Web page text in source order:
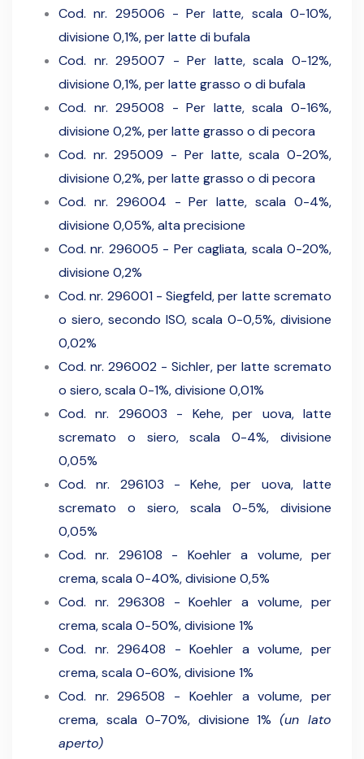
Cod. nr. 295006 - Per latte, scala 0-10%,
divisione 0,1%, per latte di bufala
Cod. nr. 295007 - Per latte, scala 0-12%,
divisione 0,1%, per latte grasso o di bufala
Cod. nr. 295008 - Per latte, scala 0-16%,
divisione 0,2%, per latte grasso o di pecora
Cod. nr. 295009 - Per latte, scala 0-20%,
divisione 0,2%, per latte grasso o di pecora
Cod. nr. 296004 - Per latte, scala 0-4%,
divisione 0,05%, alta precisione
Cod. nr. 296005 - Per cagliata, scala 0-20%,
divisione 0,2%
Cod. nr. 296001 - Siegfeld, per latte scremato
o siero, secondo ISO, scala 0-0,5%, divisione
0,02%
Cod. nr. 296002 - Sichler, per latte scremato
o siero, scala 0-1%, divisione 0,01%
Cod. nr. 296003 - Kehe, per uova, latte
scremato o siero, scala 0-4%, divisione
0,05%
Cod. nr. 296103 - Kehe, per uova, latte
scremato o siero, scala 0-5%, divisione
0,05%
Cod. nr. 296108 - Koehler a volume, per
crema, scala 0-40%, divisione 0,5%
Cod. nr. 296308 - Koehler a volume, per
crema, scala 0-50%, divisione 1%
Cod. nr. 296408 - Koehler a volume, per
crema, scala 0-60%, divisione 1%
Cod. nr. 296508 - Koehler a volume, per
crema, scala 0-70%, divisione 1%(un lato
aperto)